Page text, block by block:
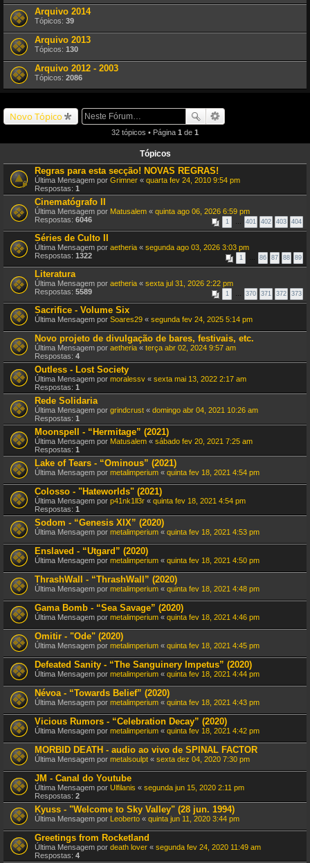
Arquivo 2014
Tópicos: 39
Arquivo 2013
Tópicos: 130
Arquivo 2012 - 2003
Tópicos: 2086
Novo Tópico
32 tópicos • Página 1 de 1
Tópicos
Regras para esta secção! NOVAS REGRAS!
Última Mensagem por Grimner « quarta fev 24, 2010 9:54 pm
Respostas: 1
Cinematógrafo II
Última Mensagem por Matusalem « quinta ago 06, 2026 6:59 pm
Respostas: 6046 1 … 401 402 403 404
Séries de Culto II
Última Mensagem por aetheria « segunda ago 03, 2026 3:03 pm
Respostas: 1322 1 … 86 87 88 89
Literatura
Última Mensagem por aetheria « sexta jul 31, 2026 2:22 pm
Respostas: 5589 1 … 370 371 372 373
Sacrifice - Volume Six
Última Mensagem por Soares29 « segunda fev 24, 2025 5:14 pm
Novo projeto de divulgação de bares, festivais, etc.
Última Mensagem por aetheria « terça abr 02, 2024 9:57 am
Respostas: 4
Outless - Lost Society
Última Mensagem por moralessv « sexta mai 13, 2022 2:17 am
Respostas: 1
Rede Solidaria
Última Mensagem por grindcrust « domingo abr 04, 2021 10:26 am
Respostas: 1
Moonspell - “Hermitage” (2021)
Última Mensagem por Matusalem « sábado fev 20, 2021 7:25 am
Respostas: 1
Lake of Tears - “Ominous” (2021)
Última Mensagem por metalimperium « quinta fev 18, 2021 4:54 pm
Colosso - "Hateworlds" (2021)
Última Mensagem por p41nk1ll3r « quinta fev 18, 2021 4:54 pm
Respostas: 1
Sodom - “Genesis XIX” (2020)
Última Mensagem por metalimperium « quinta fev 18, 2021 4:53 pm
Enslaved - “Utgard” (2020)
Última Mensagem por metalimperium « quinta fev 18, 2021 4:50 pm
ThrashWall - “ThrashWall” (2020)
Última Mensagem por metalimperium « quinta fev 18, 2021 4:48 pm
Gama Bomb - “Sea Savage” (2020)
Última Mensagem por metalimperium « quinta fev 18, 2021 4:46 pm
Omitir - "Ode" (2020)
Última Mensagem por metalimperium « quinta fev 18, 2021 4:45 pm
Defeated Sanity - “The Sanguinery Impetus” (2020)
Última Mensagem por metalimperium « quinta fev 18, 2021 4:44 pm
Névoa - “Towards Belief” (2020)
Última Mensagem por metalimperium « quinta fev 18, 2021 4:43 pm
Vicious Rumors - “Celebration Decay” (2020)
Última Mensagem por metalimperium « quinta fev 18, 2021 4:42 pm
MORBID DEATH - audio ao vivo de SPINAL FACTOR
Última Mensagem por metalsoulpt « sexta dez 04, 2020 7:30 pm
JM - Canal do Youtube
Última Mensagem por Ulfilanis « segunda jun 15, 2020 2:11 pm
Respostas: 2
Kyuss - "Welcome to Sky Valley" (28 jun. 1994)
Última Mensagem por Leoberto « quinta jun 11, 2020 3:44 pm
Greetings from Rocketland
Última Mensagem por death lover « segunda fev 24, 2020 11:49 am
Respostas: 4